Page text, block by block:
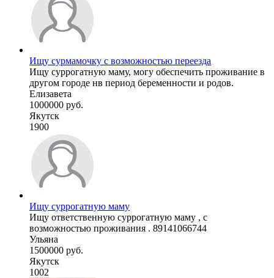
Ищу сурмамочку с возможностью переезда
Ищу суррогатную маму, могу обеспечить проживание в
другом городе нв период беременности и родов.
Елизавета
1000000 руб.
Якутск
1900
Ищу суррогатную маму
Ищу ответственную суррогатную маму , с
возможностью проживания . 89141066744
Ульяна
1500000 руб.
Якутск
1002